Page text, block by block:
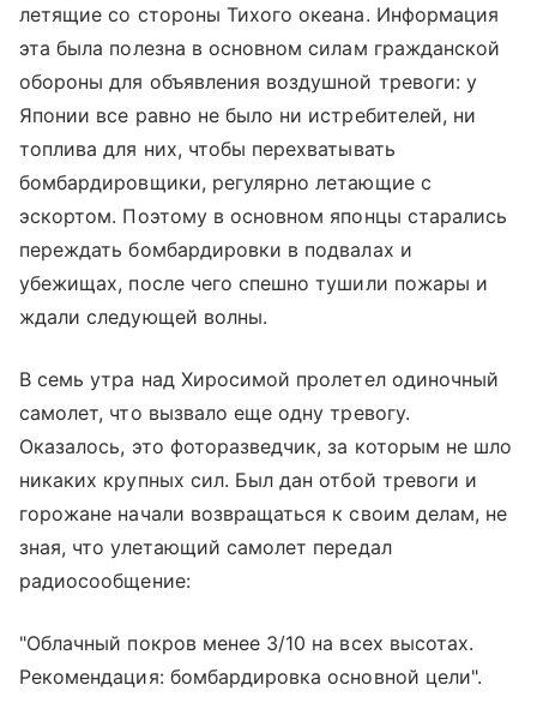
летящие со стороны Тихого океана. Информация
эта была полезна в основном силам гражданской
обороны для объявления воздушной тревоги: у
Японии все равно не было ни истребителей, ни
топлива для них, чтобы перехватывать
бомбардировщики, регулярно летающие с
эскортом. Поэтому в основном японцы старались
переждать бомбардировки в подвалах и
убежищах, после чего спешно тушили пожары и
ждали следующей волны.
В семь утра над Хиросимой пролетел одиночный
самолет, что вызвало еще одну тревогу.
Оказалось, это фоторазведчик, за которым не шло
никаких крупных сил. Был дан отбой тревоги и
горожане начали возвращаться к своим делам, не
зная, что улетающий самолет передал
радиосообщение:
"Облачный покров менее 3/10 на всех высотах.
Рекомендация: бомбардировка основной цели".